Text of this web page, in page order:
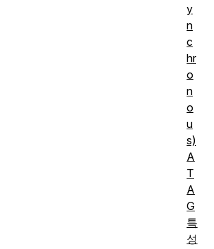
y
n
c
hr
o
n
o
u
s)
A
T
A
G
특
성